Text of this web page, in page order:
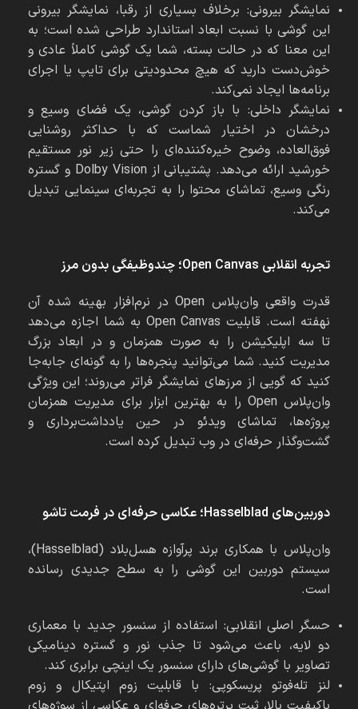
نمایشگر بیرونی: برخلاف بسیاری از رقبا، نمایشگر بیرونی
این گوشی با نسبت ابعاد استاندارد طراحی شده است؛ به
این معنا که در حالت بسته، شما یک گوشی کاملاً عادی و
خوش‌دست دارید که هیچ محدودیتی برای تایپ یا اجرای
برنامه‌ها ایجاد نمی‌کند.
نمایشگر داخلی: با باز کردن گوشی، یک فضای وسیع و
درخشان در اختیار شماست که با حداکثر روشنایی
فوق‌العاده، وضوح خیره‌کننده‌ای را حتی زیر نور مستقیم
خورشید ارائه می‌دهد. پشتیبانی از Dolby Vision و گستره
رنگی وسیع، تماشای محتوا را به تجربه‌ای سینمایی تبدیل
می‌کند.
تجربه انقلابی
؛ چندوظیفگی بدون مرز
قدرت واقعی وان‌پلاس Open در نرم‌افزار بهینه شده آن
نهفته است. قابلیت Open Canvas به شما اجازه می‌دهد
تا سه اپلیکیشن را به صورت همزمان و در ابعاد بزرگ
مدیریت کنید. شما می‌توانید پنجره‌ها را به گونه‌ای جابه‌جا
کنید که گویی از مرزهای نمایشگر فراتر می‌روند؛ این ویژگی
وان‌پلاس Open را به بهترین ابزار برای مدیریت همزمان
پروژه‌ها، تماشای ویدئو در حین یادداشت‌برداری و
گشت‌وگذار حرفه‌ای در وب تبدیل کرده است.
دوربین‌های
؛ عکاسی حرفه‌ای در فرمت تاشو
وان‌پلاس با همکاری برند پرآوازه هسل‌بلاد (Hasselblad)،
سیستم دوربین این گوشی را به سطح جدیدی رسانده
است.
حسگر اصلی انقلابی: استفاده از سنسور جدید با معماری
دو لایه، باعث می‌شود تا جذب نور و گستره دینامیکی
تصاویر با گوشی‌های دارای سنسور یک اینچی برابری کند.
لنز تله‌فوتو پریسکوپی: با قابلیت زوم اپتیکال و زوم